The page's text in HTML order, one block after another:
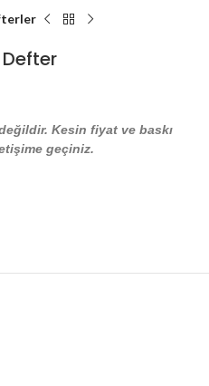
Defter
Kesin fiyat ve baskı
geçiniz.